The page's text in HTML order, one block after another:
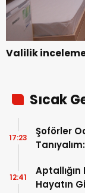
Valilik
Sıcak
Şoförler
17:23
Hayatın
12:41